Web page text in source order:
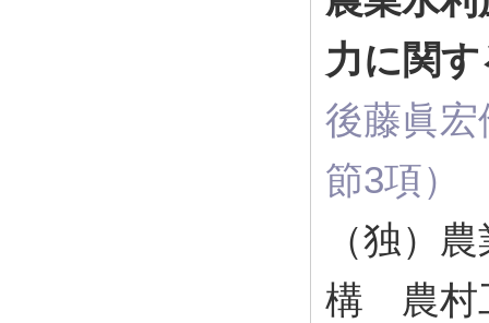
力に関
後藤眞
節3項）
（独）
構 農村